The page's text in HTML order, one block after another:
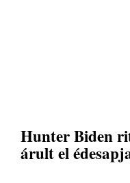
Hunter Biden
árult el